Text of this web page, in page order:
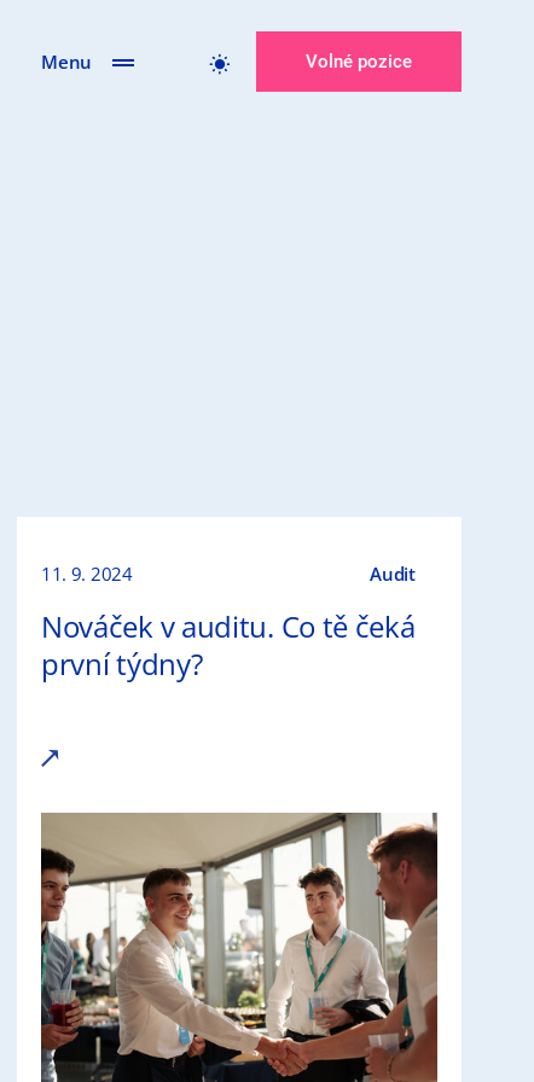
Menu Volné pozice
11. 9. 2024 Audit
Nováček v auditu. Co tě čeká
první týdny?